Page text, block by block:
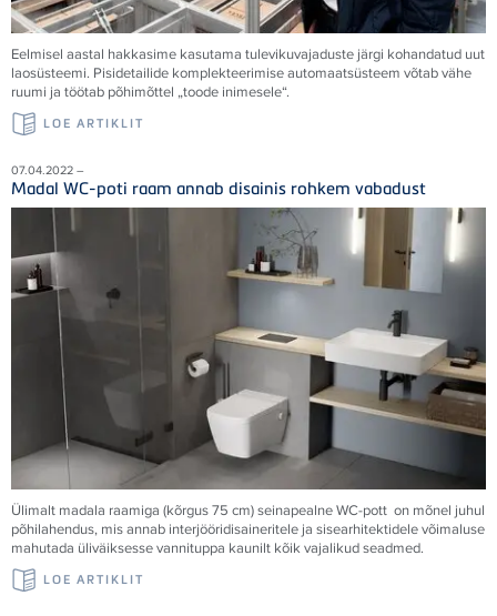
Eelmisel aastal hakkasime kasutama tulevikuvajaduste järgi kohandatud uut
laosüsteemi. Pisidetailide komplekteerimise automaatsüsteem võtab vähe
ruumi ja töötab põhimõttel „toode inimesele“.
LOE ARTIKLIT
07.04.2022 –
Madal WC-poti raam annab disainis rohkem vabadust
Ülimalt madala raamiga (kõrgus 75 cm) seinapealne WC-pott on mõnel juhul
põhilahendus, mis annab interjööridisaineritele ja sisearhitektidele võimaluse
mahutada üliväiksesse vannituppa kaunilt kõik vajalikud seadmed.
LOE ARTIKLIT